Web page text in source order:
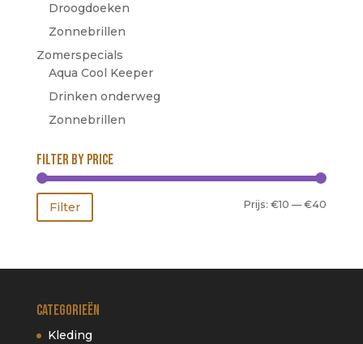
Droogdoeken
Zonnebrillen
Zomerspecials
Aqua Cool Keeper
Drinken onderweg
Zonnebrillen
Filter by price
Filter Prijs:€10 —€40
Categorieën
Kleding